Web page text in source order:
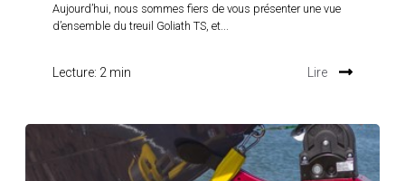
Aujourd’hui, nous sommes fiers de vous présenter une vue
d’ensemble du treuil Goliath TS, et...
Lecture: 2 min Lire